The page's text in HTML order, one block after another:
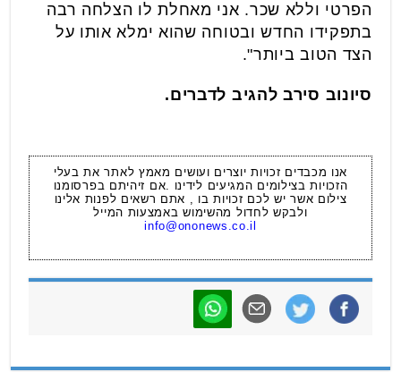
הפרטי וללא שכר. אני מאחלת לו הצלחה רבה
בתפקידו החדש ובטוחה שהוא ימלא אותו על
הצד הטוב ביותר".
סיונוב סירב להגיב לדברים.
אנו מכבדים זכויות יוצרים ועושים מאמץ לאתר את בעלי
הזכויות בצילומים המגיעים לידינו .אם זיהיתם בפרסומנו
צילום אשר יש לכם זכויות בו , אתם רשאים לפנות אלינו
ולבקש לחדול מהשימוש באמצעות המייל
info@ononews.co.il